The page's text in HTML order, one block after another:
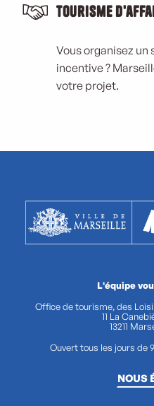
Tourisme
Vous organisez un
incentive ?
votre projet.
L'équipe
Office de tourisme, des
11 La
13211
Ouvert tous les jours de
NOUS